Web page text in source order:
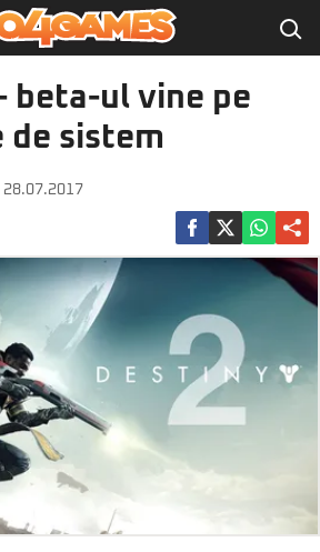
beta-ul vine pe
de sistem
| 28.07.2017